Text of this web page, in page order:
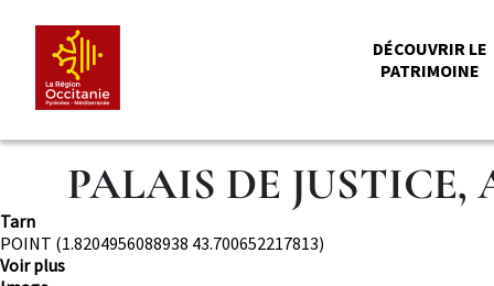
contenu
principal
DÉCOUVRIR LE
PATRIMOINE
PALAIS DE JUSTICE,
Département
Tarn
Localisation
POINT (1.8204956088938 43.700652217813)
Voir plus